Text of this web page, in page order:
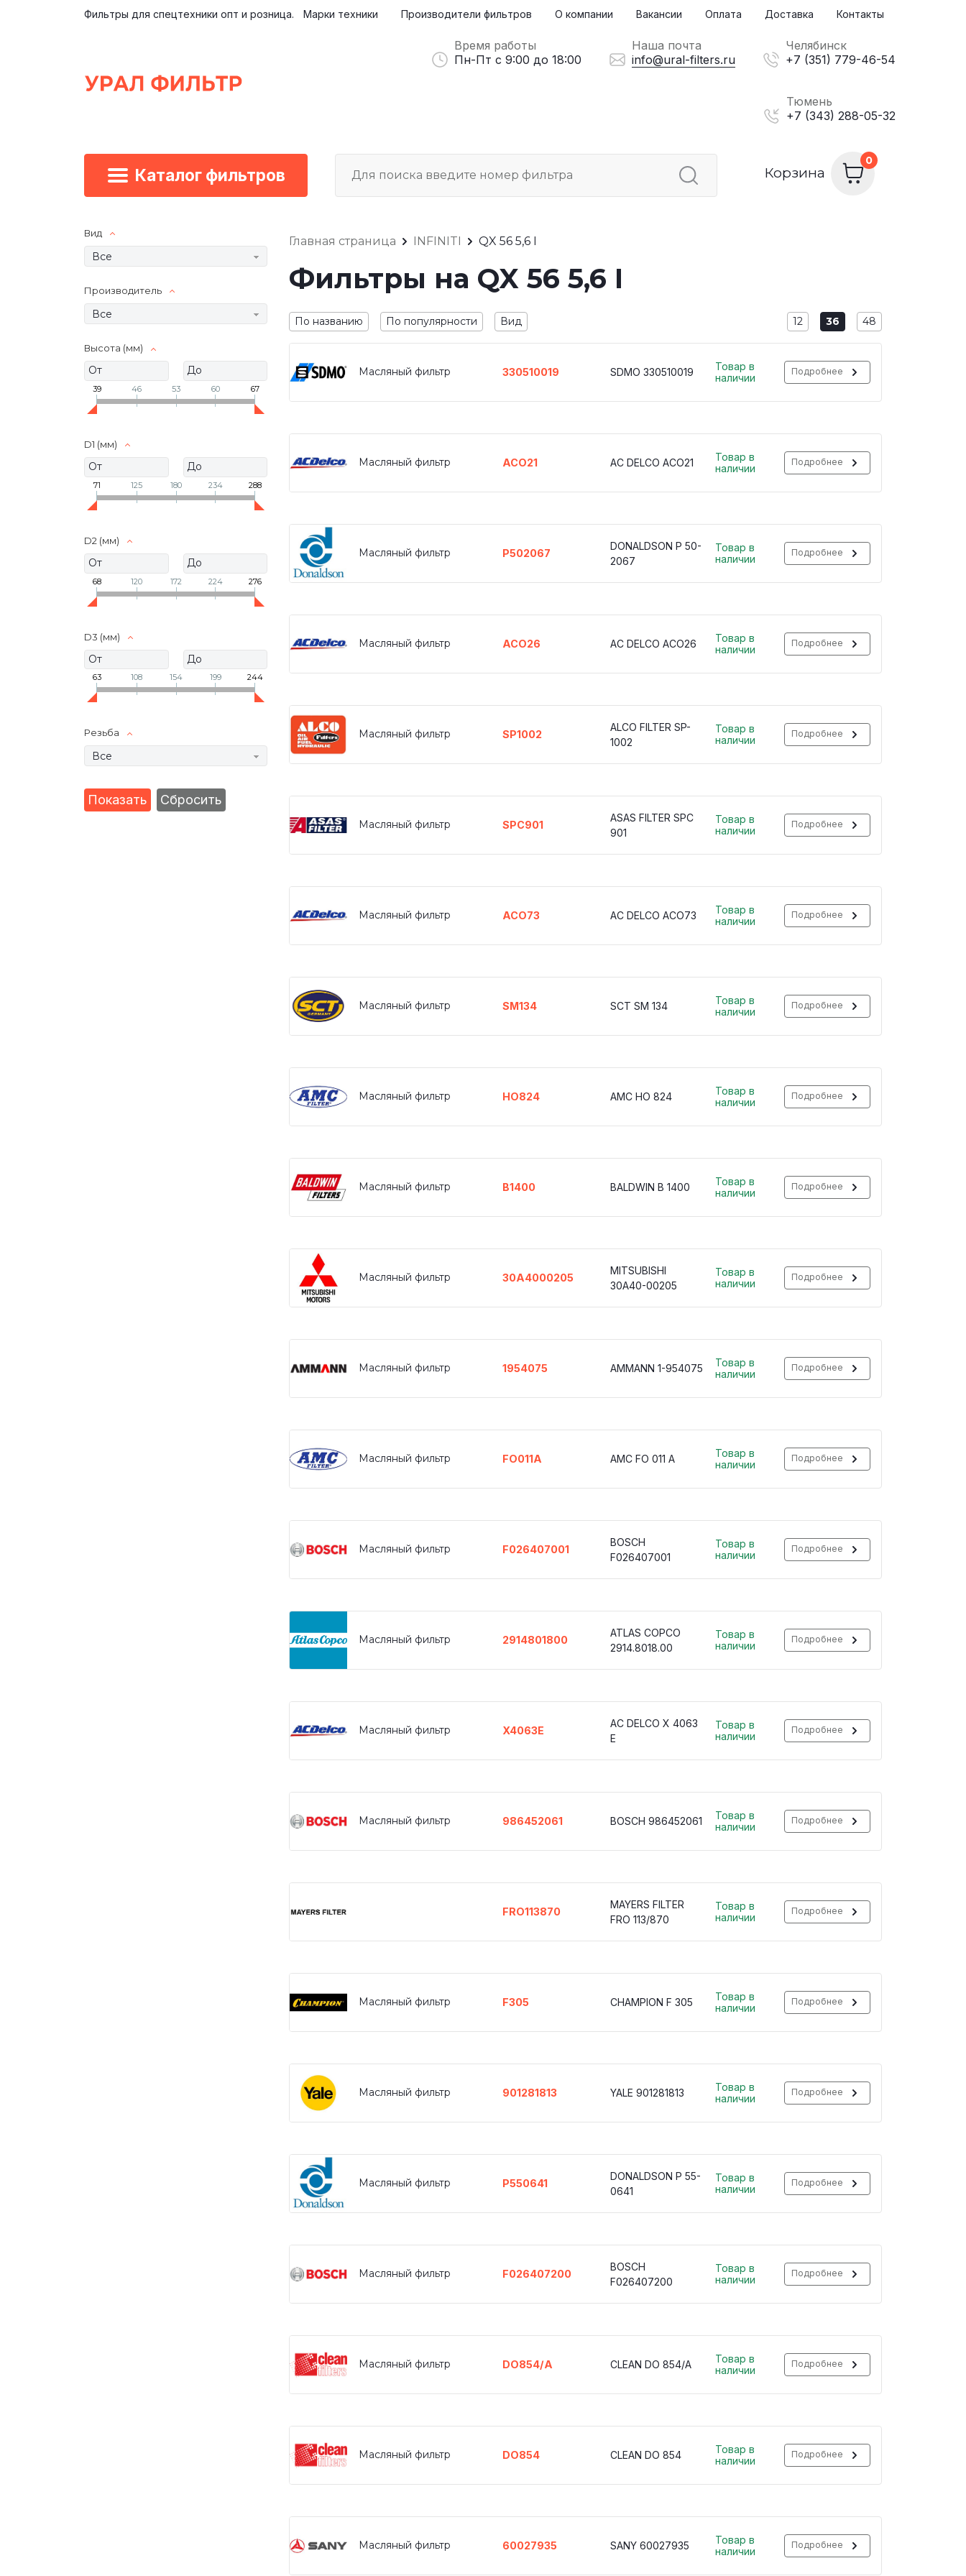
Каталог фильтров Корзина
Фильтры для спецтехники опт и розница. Марки техники Производители фильтров О компании Вакансии Оплата Доставка Контакты
Время работы
Пн-Пт с 9:00 до 18:00
Наша почта
info@ural-filters.ru
Челябинск
+7 (351) 779-46-54
Тюмень
+7 (343) 288-05-32
Вид
Все
Производитель
Все
Высота (мм)
39 46 53 60 67
D1 (мм)
71 125 180 234 288
D2 (мм)
68 120 172 224 276
D3 (мм)
63 108 154 199 244
Резьба
Все
Главная страница INFINITI QX 56 5,6 I
Фильтры на QX 56 5,6 I
По названию По популярности Вид 12 36 48
Масляный фильтр 330510019 SDMO 330510019
Товар в
наличии
Подробнее
Масляный фильтр ACO21 AC DELCO ACO21
Товар в
наличии
Подробнее
Масляный фильтр P502067
DONALDSON P 50-
2067
Товар в
наличии
Подробнее
Масляный фильтр ACO26 AC DELCO ACO26
Товар в
наличии
Подробнее
Масляный фильтр SP1002
ALCO FILTER SP-
1002
Товар в
наличии
Подробнее
Масляный фильтр SPC901
ASAS FILTER SPC
901
Товар в
наличии
Подробнее
Масляный фильтр ACO73 AC DELCO ACO73
Товар в
наличии
Подробнее
Масляный фильтр SM134 SCT SM 134
Товар в
наличии
Подробнее
Масляный фильтр HO824 AMC HO 824
Товар в
наличии
Подробнее
Масляный фильтр B1400 BALDWIN B 1400
Товар в
наличии
Подробнее
Масляный фильтр 30A4000205
MITSUBISHI
30A40-00205
Товар в
наличии
Подробнее
Масляный фильтр 1954075 AMMANN 1-954075
Товар в
наличии
Подробнее
Масляный фильтр FO011A AMC FO 011 A
Товар в
наличии
Подробнее
Масляный фильтр F026407001
BOSCH
F026407001
Товар в
наличии
Подробнее
Масляный фильтр 2914801800
ATLAS COPCO
2914.8018.00
Товар в
наличии
Подробнее
Масляный фильтр X4063E
AC DELCO X 4063
E
Товар в
наличии
Подробнее
Масляный фильтр 986452061 BOSCH 986452061
Товар в
наличии
Подробнее
FRO113870
MAYERS FILTER
FRO 113/870
Товар в
наличии
Подробнее
Масляный фильтр F305 CHAMPION F 305
Товар в
наличии
Подробнее
Масляный фильтр 901281813 YALE 901281813
Товар в
наличии
Подробнее
Масляный фильтр P550641
DONALDSON P 55-
0641
Товар в
наличии
Подробнее
Масляный фильтр F026407200
BOSCH
F026407200
Товар в
наличии
Подробнее
Масляный фильтр DO854/A CLEAN DO 854/A
Товар в
наличии
Подробнее
Масляный фильтр DO854 CLEAN DO 854
Товар в
наличии
Подробнее
Масляный фильтр 60027935 SANY 60027935
Товар в
наличии
Подробнее